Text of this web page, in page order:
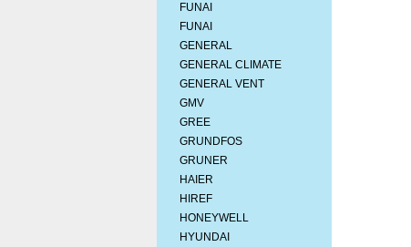
FUNAI
FUNAI
GENERAL
GENERAL CLIMATE
GENERAL VENT
GMV
GREE
GRUNDFOS
GRUNER
HAIER
HIREF
HONEYWELL
HYUNDAI